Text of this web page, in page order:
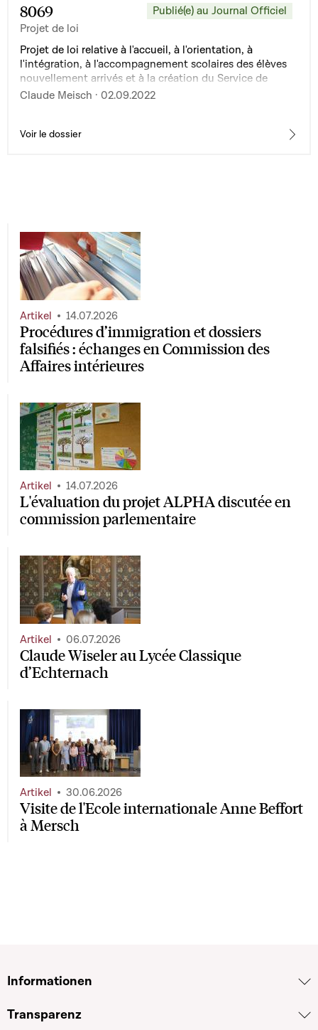
8069
Projet de loi
Publié(e) au Journal Officiel
Projet de loi relative à l'accueil, à l'orientation, à
l'intégration, à l'accompagnement scolaires des élèves
nouvellement arrivés et à la création du Service de
l'intégration et de l'accueil scolaires et modifiant : 1° la
organisation de l'enseignement fondamental
Claude Meisch · 02.09.2022
Voir le dossier
Procédures d’immigration et dossiers
falsifiés : échanges en Commission des
Affaires intérieures
Artikel 14.07.2026
L'évaluation du projet ALPHA discutée en
commission parlementaire
Artikel 14.07.2026
Claude Wiseler au Lycée Classique
d’Echternach
Artikel 06.07.2026
Visite de l'Ecole internationale Anne Beffort
à Mersch
Artikel 30.06.2026
Informationen
Transparenz